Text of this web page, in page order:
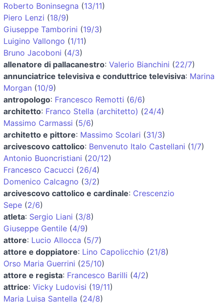
Roberto Boninsegna (13/11)
Piero Lenzi (18/9)
Giuseppe Tamborini (19/3)
Luigino Vallongo (1/11)
Bruno Jacoboni (4/3)
allenatore di pallacanestro: Valerio Bianchini (22/7)
annunciatrice televisiva e conduttrice televisiva: Marina
Morgan (10/9)
antropologo: Francesco Remotti (6/6)
architetto: Franco Stella (architetto) (24/4)
Massimo Carmassi (5/6)
architetto e pittore: Massimo Scolari (31/3)
arcivescovo cattolico: Benvenuto Italo Castellani (1/7)
Antonio Buoncristiani (20/12)
Francesco Cacucci (26/4)
Domenico Calcagno (3/2)
arcivescovo cattolico e cardinale: Crescenzio
Sepe (2/6)
atleta: Sergio Liani (3/8)
Giuseppe Gentile (4/9)
attore: Lucio Allocca (5/7)
attore e doppiatore: Lino Capolicchio (21/8)
Orso Maria Guerrini (25/10)
attore e regista: Francesco Barilli (4/2)
attrice: Vicky Ludovisi (19/11)
Maria Luisa Santella (24/8)